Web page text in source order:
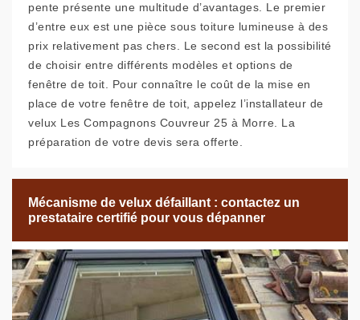
pente présente une multitude d’avantages. Le premier
d’entre eux est une pièce sous toiture lumineuse à des
prix relativement pas chers. Le second est la possibilité
de choisir entre différents modèles et options de
fenêtre de toit. Pour connaître le coût de la mise en
place de votre fenêtre de toit, appelez l’installateur de
velux Les Compagnons Couvreur 25 à Morre. La
préparation de votre devis sera offerte.
Mécanisme de velux défaillant : contactez un
prestataire certifié pour vous dépanner